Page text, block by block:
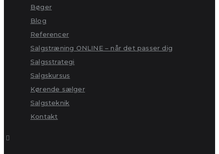
Bøger
Blog
Referencer
Salgstræning ONLINE – når det passer dig
Salgsstrategi
Salgskursus
Kørende sælger
Salgsteknik
Kontakt